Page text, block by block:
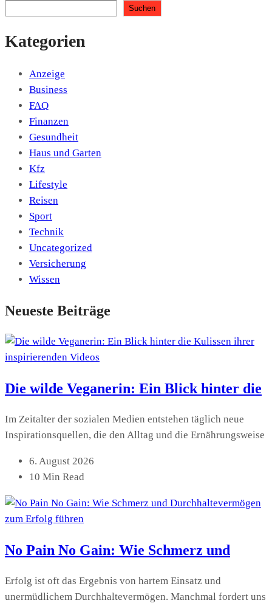
Suchen
Kategorien
Anzeige
Business
FAQ
Finanzen
Gesundheit
Haus und Garten
Kfz
Lifestyle
Reisen
Sport
Technik
Uncategorized
Versicherung
Wissen
Neueste Beiträge
Die wilde Veganerin: Ein Blick hinter die
Im Zeitalter der sozialen Medien entstehen täglich neue
Inspirationsquellen, die den Alltag und die Ernährungsweise
6. August 2026
10 Min Read
No Pain No Gain: Wie Schmerz und
Erfolg ist oft das Ergebnis von hartem Einsatz und
unermüdlichem Durchhaltevermögen. Manchmal fordert uns